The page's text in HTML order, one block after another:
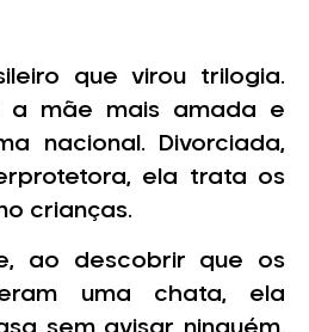
que virou trilogia.
a mãe mais amada e
nacional. Divorciada,
ela trata os
crianças.
ao descobrir que os
uma chata, ela